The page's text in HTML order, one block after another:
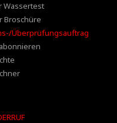
Wassertest
Broschüre
Überprüfungsauftrag